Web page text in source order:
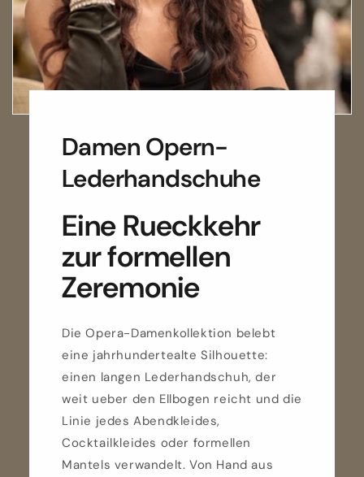
Damen Opern-
Lederhandschuhe
Eine Rueckkehr
zur formellen
Zeremonie
Die Opera-Damenkollektion belebt
eine jahrhundertealte Silhouette:
einen langen Lederhandschuh, der
weit ueber den Ellbogen reicht und die
Linie jedes Abendkleides,
Cocktailkleides oder formellen
Mantels verwandelt. Von Hand aus